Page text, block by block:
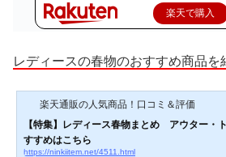
楽天で購入
レディースの春物のおすすめ商品を
楽天通販の人気商品！口コミ＆評価
【特集】レディース春物まとめ アウター・
すすめはこちら
https://ninkiitem.net/4511.html